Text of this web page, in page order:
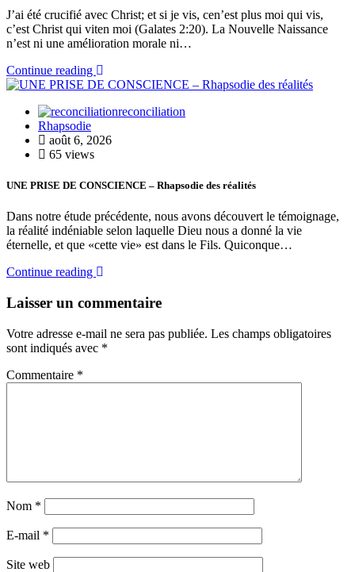
J’ai été crucifié avec Christ; et si je vis, cen’est plus moi qui vis,
c’est Christ qui viten moi (Galates 2:20). La Nouvelle Naissance
n’est ni une amélioration morale ni…
Continue reading
reconciliation
Rhapsodie
août 6, 2026
65 views
UNE PRISE DE CONSCIENCE – Rhapsodie des réalités
Dans notre étude précédente, nous avons découvert le témoignage,
la réalité indéniable selon laquelle Dieu nous a donné la vie
éternelle, et que «cette vie» est dans le Fils. Quiconque…
Continue reading
Laisser un commentaire
Votre adresse e-mail ne sera pas publiée. Les champs obligatoires
sont indiqués avec *
Commentaire *
Nom *
E-mail *
Site web